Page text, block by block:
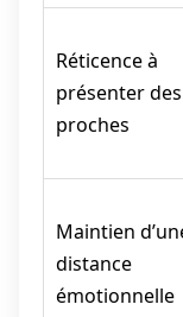
Réticence à
présenter des
proches
Maintien
distance
émotionnelle